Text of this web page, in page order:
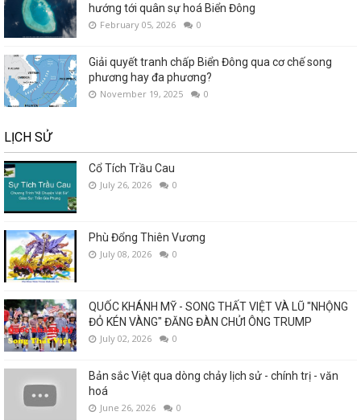
hướng tới quân sự hoá Biển Đông
February 05, 2026 0
Giải quyết tranh chấp Biển Đông qua cơ chế song
phương hay đa phương?
November 19, 2025 0
LỊCH SỬ
Cổ Tích Trầu Cau
July 26, 2026 0
Phù Đổng Thiên Vương
July 08, 2026 0
QUỐC KHÁNH MỸ - SONG THẤT VIỆT VÀ LŨ "NHỘNG
ĐỎ KÉN VÀNG" ĐĂNG ĐÀN CHỬI ÔNG TRUMP
July 02, 2026 0
Bản sắc Việt qua dòng chảy lịch sử - chính trị - văn
hoá
June 26, 2026 0